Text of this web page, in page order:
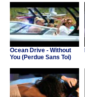
Ocean Drive - Without
You (Perdue Sans Toi)